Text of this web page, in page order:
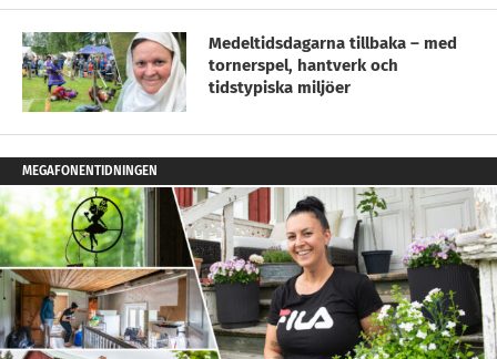
Medeltidsdagarna tillbaka – med
tornerspel, hantverk och
tidstypiska miljöer
MEGAFONENTIDNINGEN